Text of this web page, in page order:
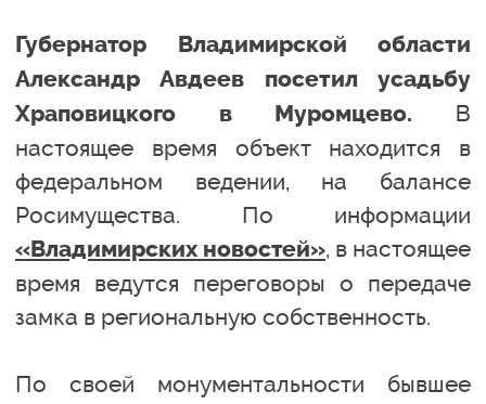
Губернатор Владимирской области
Александр Авдеев посетил усадьбу
Храповицкого в Муромцево. В
настоящее время объект находится в
федеральном ведении, на балансе
Росимущества. По информации
«Владимирских новостей», в настоящее
время ведутся переговоры о передаче
замка в региональную собственность.
По своей монументальности бывшее